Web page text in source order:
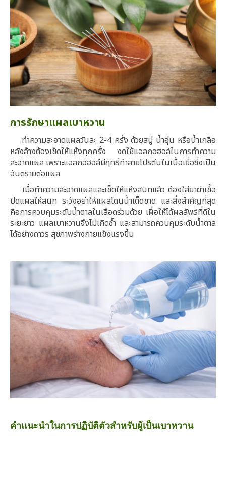
การรักษาแผลเบาหวาน
ทำความสะอาดแผลวันละ 2-4 ครั้ง ด้วยสบู่ น้ำอุ่น หรือน้ำเกลือ
หลังล้างต้องเช็ดให้แห้งทุกครั้ง งดใช้แอลกอฮอล์ในการทำความ
สะอาดแผล เพราะแอลกอฮอล์มีฤทธิ์ทำลายโปรตีนในเนื้อเยื่อซึ่งเป็น
อันตรายต่อแผล
เมื่อทำความสะอาดแผลและเช็ดให้แห้งสนิทแล้ว ต้องใส่ยาฆ่าเชื้อ
ปิดแผลให้สนิท ระวังอย่าให้แผลโดนน้ำเด็ดขาด และสิ่งสำคัญที่สุด
คือการควบคุมระดับน้ำตาลในเลือดร่วมด้วย เผื่อให้ได้ผลลัพธ์ที่ดีใน
ระยะยาว แผลเบาหวานจึงไม่เกิดซ้ำ และสามารถควบคุมระดับน้ำตาล
ได้อย่างถาวร สุขภาพร่างกายแข็งแรงขึ้น
คำแนะนำในการปฏิบัติตัวสำหรับผู้เป็นเบาหวาน